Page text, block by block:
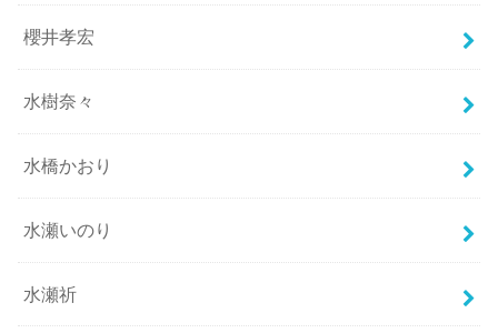
櫻井孝宏
水樹奈々
水橋かおり
水瀬いのり
水瀬祈